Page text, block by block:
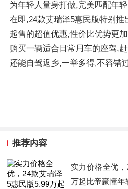
为年轻人量身打做,完美匹配年
在即,24款艾瑞泽5惠民版特别推
起售的超值优惠,性价比优势更
购买一辆适合日常用车的座驾,
还能自驾返乡,一举多得,不容错过
推荐内容
实力价格全优
万起比帝豪懂年